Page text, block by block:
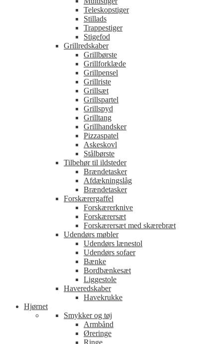
Teleskopstiger
Stillads
Trappestiger
Stigefod
Grillredskaber
Grillbørste
Grillforklæde
Grillpensel
Grillriste
Grillsæt
Grillspartel
Grillspyd
Grilltang
Grillhandsker
Pizzaspatel
Askeskovl
Stålbørste
Tilbehør til ildsteder
Brændetasker
Afdækningslåg
Brændetasker
Forskærergaffel
Forskærerknive
Forskærersæt
Forskærersæt med skærebræt
Udendørs møbler
Udendørs lænestol
Udendørs sofaer
Bænke
Bordbænkesæt
Liggestole
Haveredskaber
Havekrukke
Hjørnet
Smykker og tøj
Armbånd
Øreringe
Ringe